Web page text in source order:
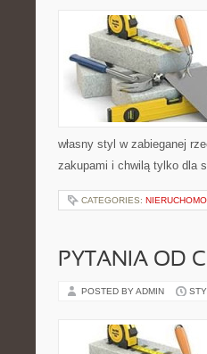
własny styl w zabieganej
zakupami i chwilą tylko dla
CATEGORIES:
PYTANIA OD
POSTED BY ADMIN